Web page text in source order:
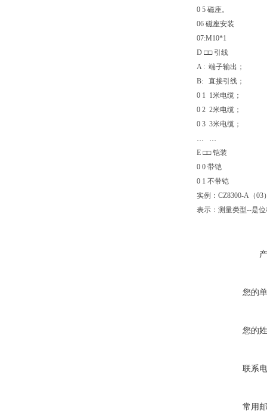
0 5 磁座。
06 磁座安装
07:M10*1
D □□ 引线
A : 端子输出；
B: 直接引线；
0 1 1米电缆；
0 2 2米电缆；
0 3 3米电缆；
… …
E □□ 铠装
0 0 带铠
0 1 不带铠
实例：CZ8300-A（03
表示：测量类型--是
您的
您的
联系
常用